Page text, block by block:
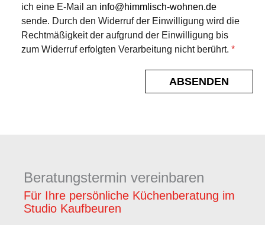
ich eine E-Mail an info@himmlisch-wohnen.de
sende. Durch den Widerruf der Einwilligung wird die
Rechtmäßigkeit der aufgrund der Einwilligung bis
zum Widerruf erfolgten Verarbeitung nicht berührt. *
ABSENDEN
Beratungstermin vereinbaren
Für Ihre persönliche Küchenberatung im
Studio Kaufbeuren